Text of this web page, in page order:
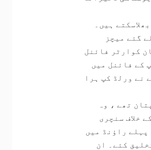
بھلاسکتے ہیں۔
گئے میچز
پاکستان کوارٹر فائنل
وہ میچ بھی نہیں بھلا سکتے۔ 1999ورلڈ کپ کے فائنل میں
نے ورلڈ کپ ہرا
تھے ، وہ
خلاف سنچری
پاکستان پہلے راﺅنڈ میں
کئے۔ ان